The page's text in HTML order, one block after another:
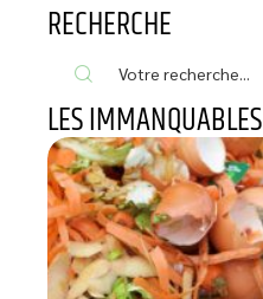
RECHERCHE
LES IMMANQUABLES